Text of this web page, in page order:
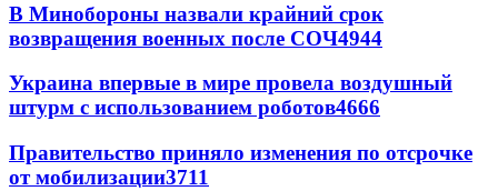
В Минобороны назвали крайний срок
возвращения военных после СОЧ4944
Украина впервые в мире провела воздушный
штурм с использованием роботов4666
Правительство приняло изменения по отсрочке
от мобилизации3711